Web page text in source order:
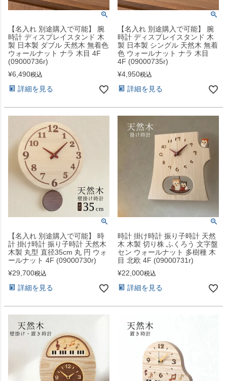
【名入れ 別途購入で可能】 腕
時計 ディスプレイスタンド 木
製 日本製 ダブル 天然木 無着色
ウォールナット ナラ 木目 4F
(09000736r)
¥6,490税込
詳細を見る
【名入れ 別途購入で可能】 腕
時計 ディスプレイスタンド 木
製 日本製 シングル 天然木 無着
色 ウォールナット ナラ 木目
4F (09000735r)
¥4,950税込
詳細を見る
【名入れ 別途購入で可能】 時
計 掛け時計 振り子時計 天然木
木製 丸型 直径35cm 丸 円 ウォ
ールナット 4F (09000730r)
¥29,700税込
詳細を見る
時計 掛け時計 振り子時計 天然
木 木製 切り株 ふくろう 文字盤
セン ウォールナット 多樹種 木
目 北欧 4F (09000731r)
¥22,000税込
詳細を見る